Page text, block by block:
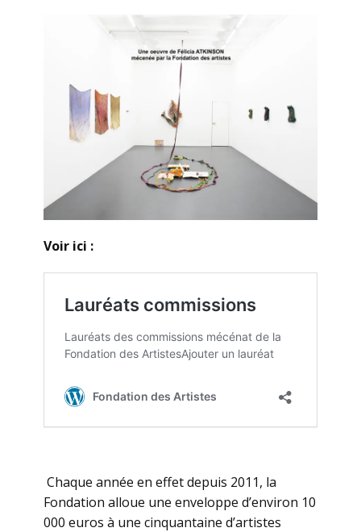
Voir ici :
Chaque année en effet depuis 2011, la
Fondation alloue une enveloppe d’environ 10
000 euros à une cinquantaine d’artistes